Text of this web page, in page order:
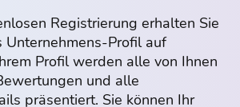
Registrierung erhalten Sie
Unternehmens-Profil auf
Profil werden alle von Ihnen
und alle
präsentiert. Sie können Ihr